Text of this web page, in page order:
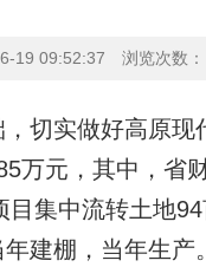
19 09:52:37 浏览次数：
切实做好高原
万元，其中，省
集中流转土地
建棚，当年生产。